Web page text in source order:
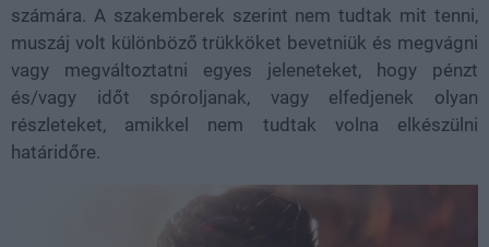
számára. A szakemberek szerint nem tudtak mit tenni,
muszáj volt különböző trükköket bevetniük és megvágni
vagy megváltoztatni egyes jeleneteket, hogy pénzt
és/vagy időt spóroljanak, vagy elfedjenek olyan
részleteket, amikkel nem tudtak volna elkészülni
határidőre.